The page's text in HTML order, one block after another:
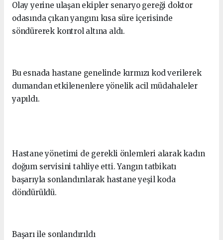
Olay yerine ulaşan ekipler senaryo gereği doktor
odasında çıkan yangını kısa süre içerisinde
söndürerek kontrol altına aldı.
Bu esnada hastane genelinde kırmızı kod verilerek
dumandan etkilenenlere yönelik acil müdahaleler
yapıldı.
Hastane yönetimi de gerekli önlemleri alarak kadın
doğum servisini tahliye etti. Yangın tatbikatı
başarıyla sonlandırılarak hastane yeşil koda
döndürüldü.
Başarı ile sonlandırıldı